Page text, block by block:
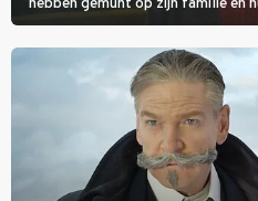
brandende boodschap in het
Jo Marshall de jonge Finn Allen